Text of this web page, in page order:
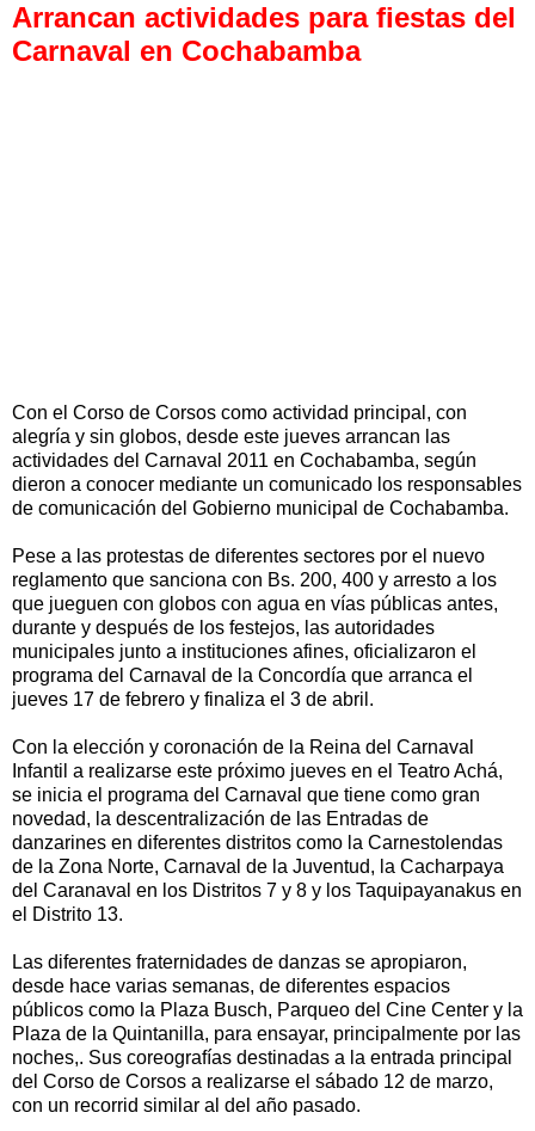
Arrancan actividades para fiestas del
Carnaval en Cochabamba
Con el Corso de Corsos como actividad principal, con
alegría y sin globos, desde este jueves arrancan las
actividades del Carnaval 2011 en Cochabamba, según
dieron a conocer mediante un comunicado los responsables
de comunicación del Gobierno municipal de Cochabamba.
Pese a las protestas de diferentes sectores por el nuevo
reglamento que sanciona con Bs. 200, 400 y arresto a los
que jueguen con globos con agua en vías públicas antes,
durante y después de los festejos, las autoridades
municipales junto a instituciones afines, oficializaron el
programa del Carnaval de la Concordía que arranca el
jueves 17 de febrero y finaliza el 3 de abril.
Con la elección y coronación de la Reina del Carnaval
Infantil a realizarse este próximo jueves en el Teatro Achá,
se inicia el programa del Carnaval que tiene como gran
novedad, la descentralización de las Entradas de
danzarines en diferentes distritos como la Carnestolendas
de la Zona Norte, Carnaval de la Juventud, la Cacharpaya
del Caranaval en los Distritos 7 y 8 y los Taquipayanakus en
el Distrito 13.
Las diferentes fraternidades de danzas se apropiaron,
desde hace varias semanas, de diferentes espacios
públicos como la Plaza Busch, Parqueo del Cine Center y la
Plaza de la Quintanilla, para ensayar, principalmente por las
noches,. Sus coreografías destinadas a la entrada principal
del Corso de Corsos a realizarse el sábado 12 de marzo,
con un recorrid similar al del año pasado.